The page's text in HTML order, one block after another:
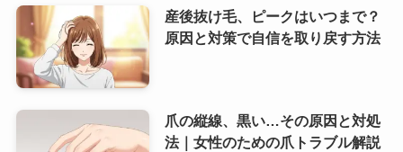
産後抜け毛、ピークはいつまで？
原因と対策で自信を取り戻す方法
爪の縦線、黒い…その原因と対処
法｜女性のための爪トラブル解説